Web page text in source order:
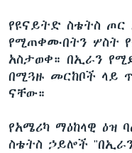
የዩናይትድ ስቴትስ
የሚጠቀሙበትን ሦስት
አስታወቀ። በኢራን
በሚጓዙ መርከቦች ላይ
ናቸው።
የአሜሪካ ማዕከላዊ ዕዝ
ስቴትስ ኃይሎች